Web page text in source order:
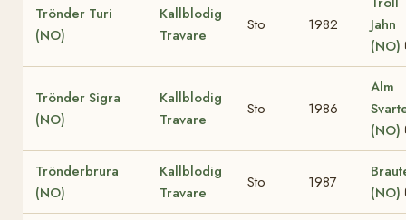
Trönder Turi
(NO)
Kallblodig
Travare
Sto 1982
Jahn
(NO)
Trönder Sigra
(NO)
Kallblodig
Travare
Sto 1986
Alm
(NO)
Trönderbrura
(NO)
Kallblodig
Travare
Sto 1987
(NO)